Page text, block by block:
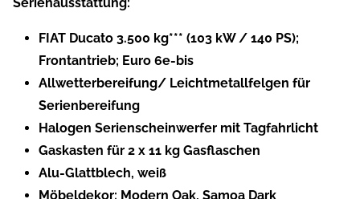
FIAT Ducato 3.500 kg*** (103 kW / 140 PS);
Frontantrieb; Euro 6e-bis
Allwetterbereifung/ Leichtmetallfelgen für
Serienbereifung
Halogen Serienscheinwerfer mit Tagfahrlicht
Gaskasten für 2 x 11 kg Gasflaschen
Alu-Glattblech, weiß
Möbeldekor: Modern Oak, Samoa Dark